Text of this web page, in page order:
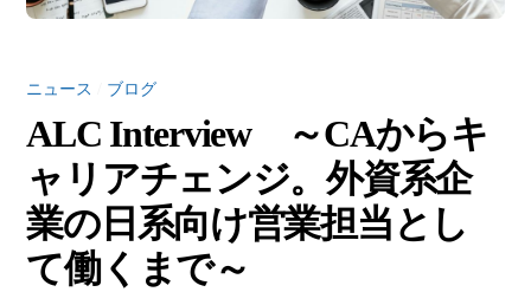
ニュース ブログ
ALC Interview ～CAからキ
ャリアチェンジ。外資系企
業の日系向け営業担当とし
て働くまで～